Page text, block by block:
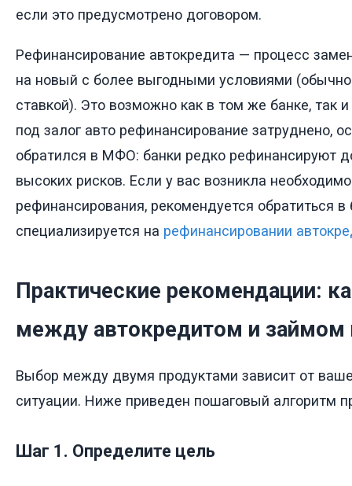
если это предусмотрено договором.
Рефинансирование автокредита — процесс
на новый с более выгодными условиями (обычно
ставкой). Это возможно как в том же банке, так
под залог авто рефинансирование затруднено,
обратился в МФО: банки редко рефинансируют
высоких рисков. Если у вас возникла
рефинансирования, рекомендуется обратиться в
специализируется на рефинансировании
Практические рекомендации:
между автокредитом и займом
Выбор между двумя продуктами зависит от
ситуации. Ниже приведен пошаговый алгоритм
Шаг 1. Определите цель